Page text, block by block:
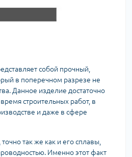
собой прочный,
в поперечном разрезе не
Данное изделие достаточно
строительных работ, в
и даже в сфере
так же как и его сплавы,
Именно этот факт